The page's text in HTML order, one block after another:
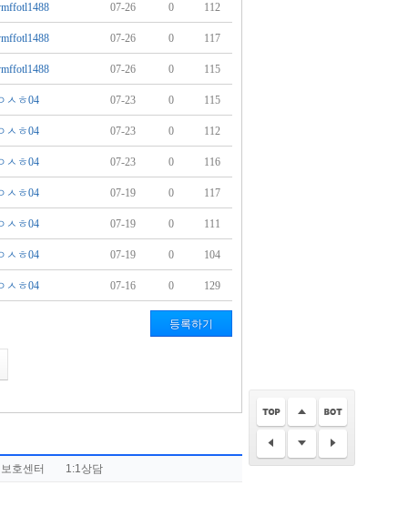
07-26 0 112
07-26 0 117
07-26 0 115
ㅅㅎ04 07-23 0 115
ㅅㅎ04 07-23 0 112
ㅅㅎ04 07-23 0 116
ㅅㅎ04 07-19 0 117
ㅅㅎ04 07-19 0 111
ㅅㅎ04 07-19 0 104
ㅅㅎ04 07-16 0 129
등록하기
호센터 1:1상담